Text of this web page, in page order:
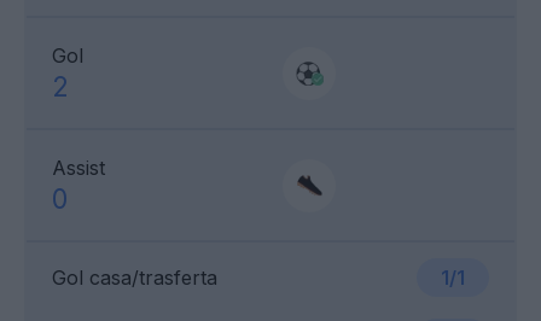
Gol
2
Assist
0
Gol casa/trasferta 1/1